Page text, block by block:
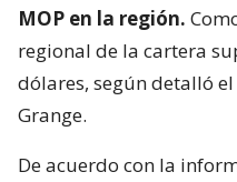
MOP en la región.
regional de la cartera
dólares, según detalló
Grange.
De acuerdo con la